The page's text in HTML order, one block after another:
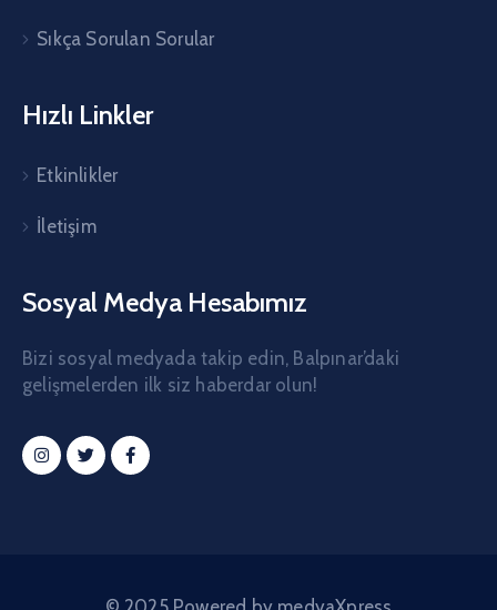
Sıkça Sorulan Sorular
Hızlı Linkler
Etkinlikler
İletişim
Sosyal Medya Hesabımız
Bizi sosyal medyada takip edin, Balpınar’daki
gelişmelerden ilk siz haberdar olun!